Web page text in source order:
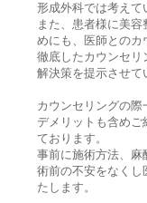
形成外科では考えて
また、患者様に美
めにも、医師とのカ
徹底したカウンセリ
解決策を提示させて
カウンセリングの際
デメリットも含めご
ております。
事前に施術方法、麻
術前の不安をなくし
たします。